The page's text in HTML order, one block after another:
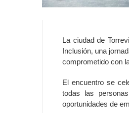
La ciudad de
Inclusión, una
comprometido con
El encuentro se
todas las
oportunidades de